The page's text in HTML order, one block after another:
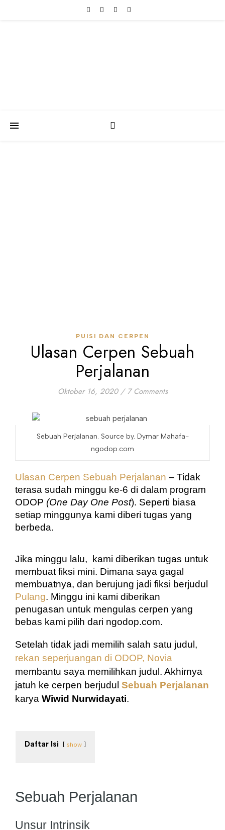
PUISI DAN CERPEN
Ulasan Cerpen Sebuah
Perjalanan
Oktober 16, 2020 / 7 Comments
Sebuah Perjalanan. Source by. Dymar Mahafa-
ngodop.com
Ulasan Cerpen Sebuah Perjalanan – Tidak
terasa sudah minggu ke-6 di dalam program
ODOP (One Day One Post). Seperti biasa
setiap minggunya kami diberi tugas yang
berbeda.
Jika minggu lalu,  kami diberikan tugas untuk
membuat fiksi mini. Dimana saya gagal
Pulang. Minggu ini kami diberikan
penugasan untuk mengulas cerpen yang
bebas kami pilih dari ngodop.com.
rekan seperjuangan di ODOP, Novia
membantu saya memilihkan judul. Akhirnya
jatuh ke cerpen berjudul Sebuah Perjalanan
karya Wiwid Nurwidayati.
Daftar Isi show
Sebuah Perjalanan
Unsur Intrinsik